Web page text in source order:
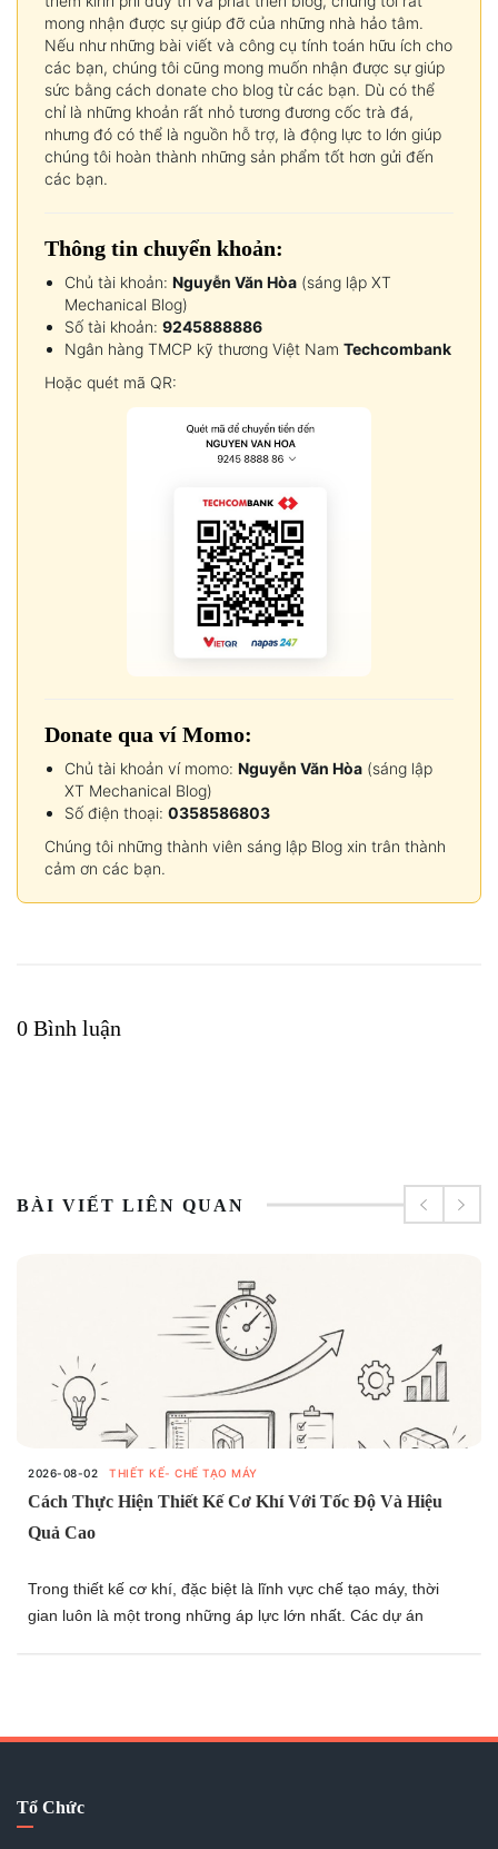
mong nhận được sự giúp đỡ của những nhà hảo tâm.
Nếu như những bài viết và công cụ tính toán hữu ích cho
các bạn, chúng tôi cũng mong muốn nhận được sự giúp
sức bằng cách donate cho blog từ các bạn. Dù có thể
chỉ là những khoản rất nhỏ tương đương cốc trà đá,
nhưng đó có thể là nguồn hỗ trợ, là động lực to lớn giúp
chúng tôi hoàn thành những sản phẩm tốt hơn gửi đến
các bạn.
Thông tin chuyển khoản:
Chủ tài khoản: Nguyễn Văn Hòa (sáng lập XT
Mechanical Blog)
Số tài khoản: 9245888886
Ngân hàng TMCP kỹ thương Việt Nam Techcombank
Hoặc quét mã QR:
Donate qua ví Momo:
Chủ tài khoản ví momo: Nguyễn Văn Hòa (sáng lập
XT Mechanical Blog)
Số điện thoại: 0358586803
Chúng tôi những thành viên sáng lập Blog xin trân thành
cảm ơn các bạn.
0 Bình luận
BÀI VIẾT LIÊN QUAN
2026-08-02 THIẾT KẾ- CHẾ TẠO MÁY
Cách Thực Hiện Thiết Kế Cơ Khí Với Tốc Độ Và Hiệu
Quả Cao
Trong thiết kế cơ khí, đặc biệt là lĩnh vực chế tạo máy, thời
gian luôn là một trong những áp lực lớn nhất. Các dự án
Tổ Chức